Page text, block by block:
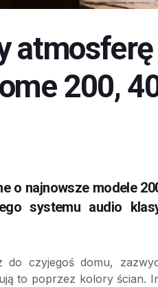
atmosferę
200,
o najnowsze modele
systemu audio
do czyjegoś domu,
to poprzez kolory ścian.